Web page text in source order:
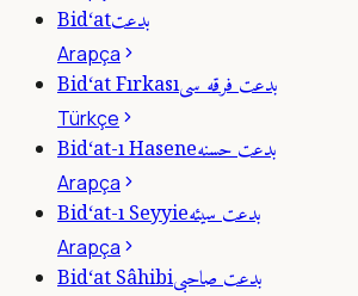
Bid‘atبدعت
Arapça
Bid‘at Fırkasıبدعت فرقه سى
Türkçe
Bid‘at-ı Haseneبدعت حسنه
Arapça
Bid‘at-ı Seyyieبدعت سيئه
Arapça
Bid‘at Sâhibiبدعت صاحبى